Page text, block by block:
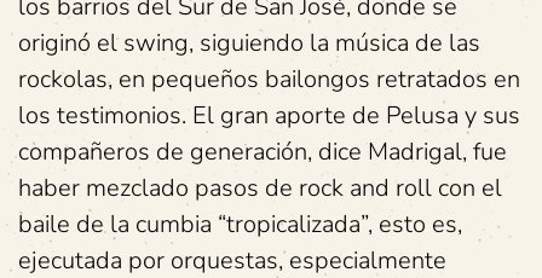
originó el swing, siguiendo la música de las
rockolas, en pequeños bailongos retratados en
los testimonios. El gran aporte de Pelusa y sus
compañeros de generación, dice Madrigal, fue
haber mezclado pasos de rock and roll con el
baile de la cumbia “tropicalizada”, esto es,
ejecutada por orquestas, especialmente